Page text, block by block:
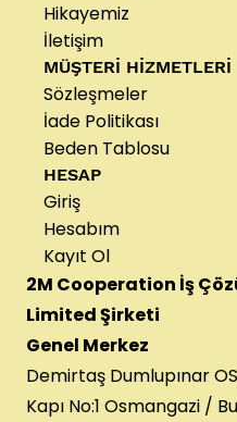
Hikayemiz
İletişim
MÜŞTERİ HİZMETLERİ
Sözleşmeler
İade Politikası
Beden Tablosu
HESAP
Giriş
Hesabım
Kayıt Ol
2M Cooperation İş
Limited Şirketi
Genel Merkez
Demirtaş Dumlupınar
Kapı No:1 Osmangazi /